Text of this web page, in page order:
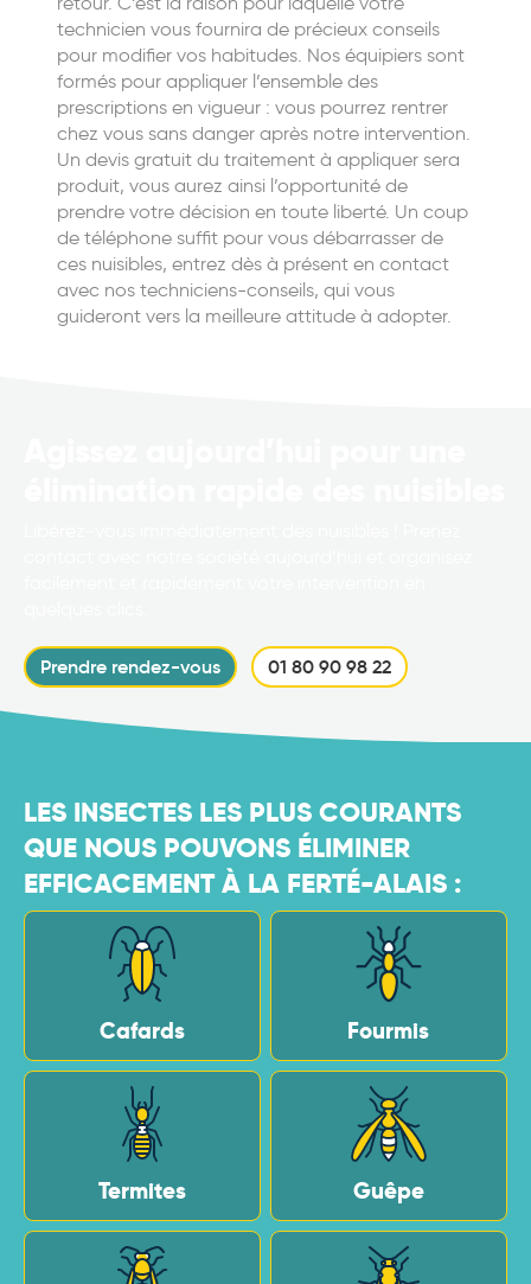
technicien vous fournira de précieux conseils
pour modifier vos habitudes. Nos équipiers sont
formés pour appliquer l’ensemble des
prescriptions en vigueur : vous pourrez rentrer
chez vous sans danger après notre intervention.
Un devis gratuit du traitement à appliquer sera
produit, vous aurez ainsi l’opportunité de
prendre votre décision en toute liberté. Un coup
de téléphone suffit pour vous débarrasser de
ces nuisibles, entrez dès à présent en contact
avec nos techniciens-conseils, qui vous
guideront vers la meilleure attitude à adopter.
Prendre rendez-vous 01 80 90 98 22
LES INSECTES LES PLUS COURANTS
QUE NOUS POUVONS ÉLIMINER
EFFICACEMENT À LA FERTÉ-ALAIS :
Cafards Fourmis
Termites Guêpe